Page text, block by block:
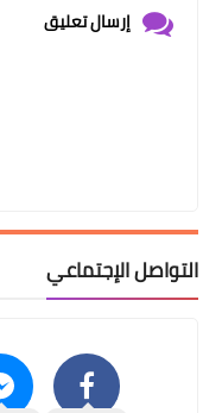
إرسال تعليق
التواصل الإجتماعي